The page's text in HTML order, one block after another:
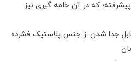
که در آن خامه گیری نیز
جدا شدن از جنس پلاستیک فشرده